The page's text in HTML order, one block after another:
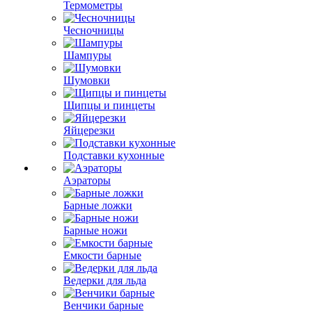
Термометры
Чесночницы
Шампуры
Шумовки
Щипцы и пинцеты
Яйцерезки
Подставки кухонные
Аэраторы
Барные ложки
Барные ножи
Емкости барные
Ведерки для льда
Венчики барные